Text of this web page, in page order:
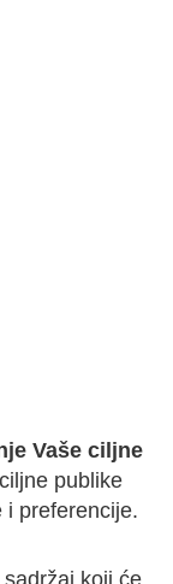
Vaše ciljne
publike
i preferencije.
koji će